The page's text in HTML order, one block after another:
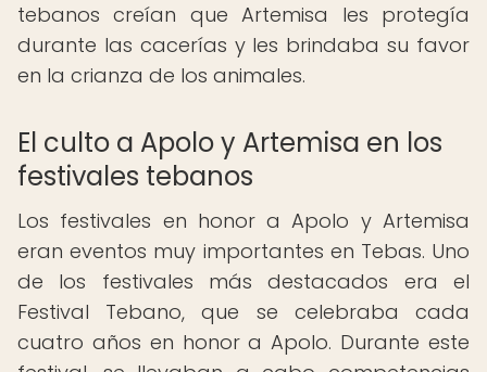
tebanos creían que Artemisa les protegía
durante las cacerías y les brindaba su favor
en la crianza de los animales.
El culto a Apolo y Artemisa en los
festivales tebanos
Los festivales en honor a Apolo y Artemisa
eran eventos muy importantes en Tebas. Uno
de los festivales más destacados era el
Festival Tebano, que se celebraba cada
cuatro años en honor a Apolo. Durante este